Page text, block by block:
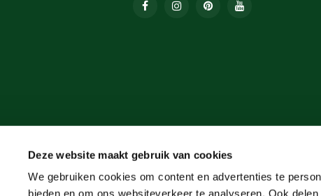
Deze website maakt gebruik van cookies
We gebruiken cookies om content en advertenties te
bieden en om ons websiteverkeer te analyseren. Ook